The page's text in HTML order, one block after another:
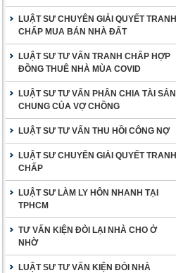
LUẬT SƯ CHUYÊN GIẢI QUYẾT TRANH
CHẤP MUA BÁN NHÀ ĐẤT
LUẬT SƯ TƯ VẤN TRANH CHẤP HỢP
ĐỒNG THUÊ NHÀ MÙA COVID
LUẬT SƯ TƯ VẤN PHÂN CHIA TÀI SẢN
CHUNG CỦA VỢ CHỒNG
LUẬT SƯ TƯ VẤN THU HỒI CÔNG NỢ
LUẬT SƯ CHUYÊN GIẢI QUYẾT TRANH
CHẤP
LUẬT SƯ LÀM LY HÔN NHANH TẠI
TPHCM
TƯ VẤN KIỆN ĐÒI LẠI NHÀ CHO Ở
NHỜ
LUẬT SƯ TƯ VẤN KIỆN ĐÒI NHÀ